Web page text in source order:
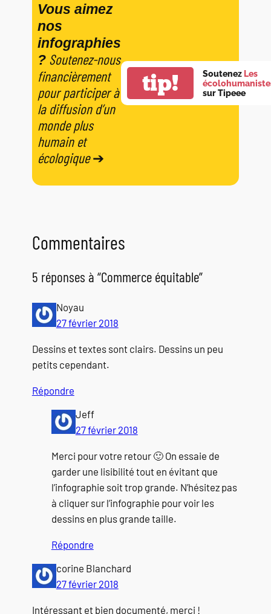
Vous aimez
nos
infographies
? Soutenez-nous
financièrement
pour participer à
la diffusion d’un
monde plus
humain et
écologique➔
tip! Soutenez Les
sur Tipeee
Commentaires
5 réponses à “Commerce équitable”
Noyau
27 février 2018
Dessins et textes sont clairs. Dessins un peu
petits cependant.
Répondre
Jeff
27 février 2018
Merci pour votre retour 🙂 On essaie de
garder une lisibilité tout en évitant que
l’infographie soit trop grande. N’hésitez pas
à cliquer sur l’infographie pour voir les
dessins en plus grande taille.
Répondre
corine Blanchard
27 février 2018
Intéressant et bien documenté, merci !